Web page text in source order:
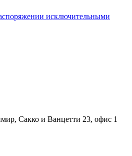
исключительными
Сакко и Ванцетти 23, офис 1